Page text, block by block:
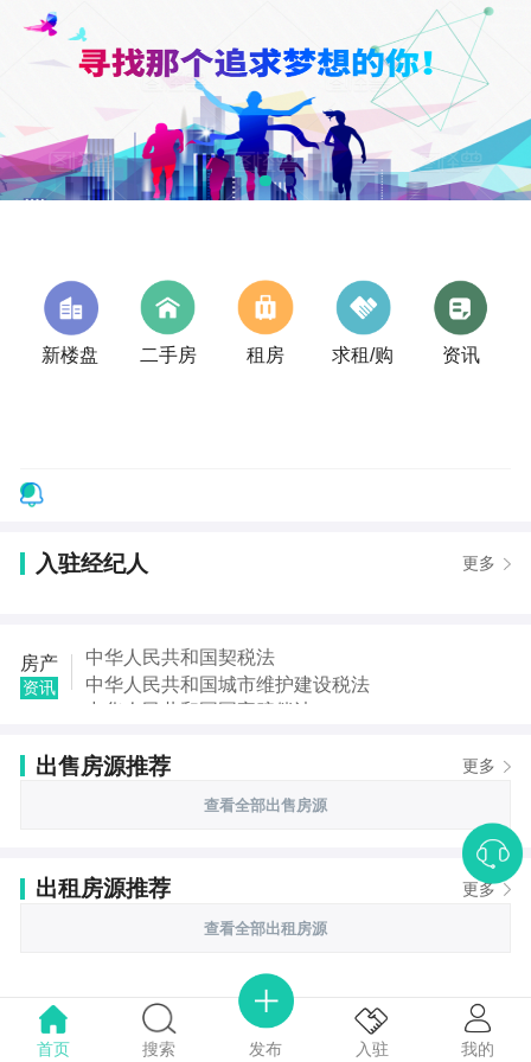
新楼盘 二手房 租房 求租/购 资讯
入驻经纪人 更多
房产
资讯
中华人民共和国契税法
中华人民共和国城市维护建设税法
中华人民共和国国家赔偿法
中华人民共和国土地管理法
中华人民共和国税收征收管理法
出售房源推荐 更多
查看全部出售房源
出租房源推荐 更多
查看全部出租房源
首页 搜索 发布 入驻 我的